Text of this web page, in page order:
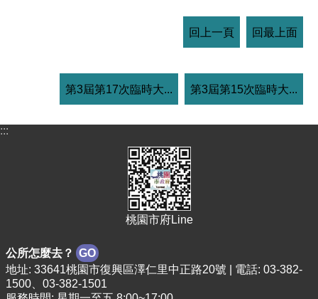
回上一頁 回最上面
第3屆第17次臨時大... 第3屆第15次臨時大...
:::
桃園市府Line
公所怎麼去？ GO
地址: 33641桃園市復興區澤仁里中正路20號 | 電話: 03-382-
1500、03-382-1501